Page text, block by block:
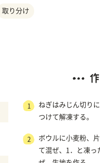
取り分け
1
ねぎはみじん切り
つけて解凍する。
2
ボウルに小麦粉、
て混ぜ、1．と凍っ